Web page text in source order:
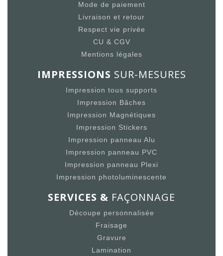
Mode de paiement
Livraison et retour
Respect vie privée
CU & CGV
Mentions légales
IMPRESSIONS SUR-MESURES
Impression tous supports
Impression Bâches
Impression Magnétiques
Impression Stickers
Impression panneau Alu
Impression panneau PVC
Impression panneau Plexi
Impression photoluminescente
SERVICES & FAÇONNAGE
Découpe personnalisée
Fraisage
Gravure
Lamination